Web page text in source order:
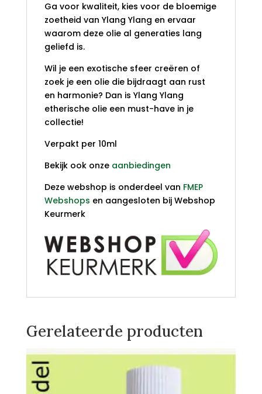
Ga voor kwaliteit, kies voor de bloemige
zoetheid van Ylang Ylang en ervaar
waarom deze olie al generaties lang
geliefd is.
Wil je een exotische sfeer creëren of
zoek je een olie die bijdraagt aan rust
en harmonie? Dan is Ylang Ylang
etherische olie een must-have in je
collectie!
Verpakt per 10ml
Bekijk ook onze aanbiedingen
Deze webshop is onderdeel van FMEP
Webshops en aangesloten bij Webshop
Keurmerk
Gerelateerde producten